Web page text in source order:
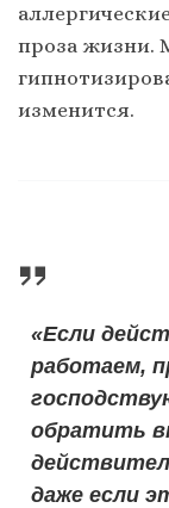
проза жизни.
изменится.
«Если
работаем,
обратить
даже если